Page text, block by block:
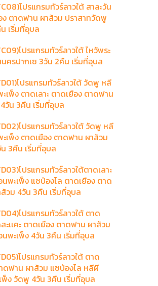
โปรแกรมทัวร์ลาวใต้ สาละวัน
ง ตาดฟาน ผาส้วม ปราสาทวัดพู
เริ่มที่อุบล
โปรแกรมทัวร์ลาวใต้ ไหว้พระ
นครปากเซ 3วัน 2คืน เริ่มที่อุบล
โปรแกรมทัวร์ลาวใต้ วัดพู หลี
เพ็ง ตาดเลาะ ตาดเยือง ตาดฟาน
วัน 3คืน เริ่มที่อุบล
โปรแกรมทัวร์ลาวใต้ วัดพู หลี
เพ็ง ตาดเยือง ตาดฟาน ผาส้วม
3คืน เริ่มที่อุบล
โปรแกรมทัวร์ลาวใต้ตาดเลาะ
พะเพ็ง แซป่องไล ตาดเยือง ตาด
วม 4วัน 3คืน เริ่มที่อุบล
โปรแกรมทัวร์ลาวใต้ ตาด
สะเเคะ ตาดเยือง ตาดฟาน ผาส้วม
พะเพ็ง 4วัน 3คืน เริ่มที่อุบล
โปรแกรมทัวร์ลาวใต้ ตาด
ดฟาน ผาส้วม แซป่องไล หลีผี
พ็ง วัดพู 4วัน 3คืน เริ่มที่อุบล